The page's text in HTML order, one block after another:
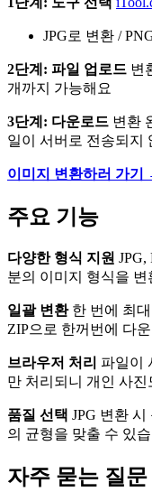
JPG로 변환 /
2단계: 파일 업로드 변
개까지 가능해요
3단계: 다운로드 변환
일이 서버로 전송되지
이미지 변환하러 가기
주요 기능
다양한 형식 지원 JPG,
분의 이미지 형식을 변
일괄 변환한 번에 최대
ZIP으로 한꺼번에 다
브라우저 처리 파일이
만 처리되니 개인 사진
품질 선택 JPG 변환
의 균형을 맞출 수 있
자주 묻는 질문